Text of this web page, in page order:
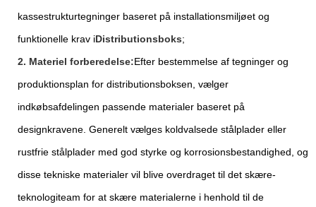
kassestrukturtegninger baseret på installationsmiljøet og
funktionelle krav iDistributionsboks;
2. Materiel forberedelse:Efter bestemmelse af tegninger og
produktionsplan for distributionsboksen, vælger
indkøbsafdelingen passende materialer baseret på
designkravene. Generelt vælges koldvalsede stålplader eller
rustfrie stålplader med god styrke og korrosionsbestandighed, og
disse tekniske materialer vil blive overdraget til det skære-
teknologiteam for at skære materialerne i henhold til de